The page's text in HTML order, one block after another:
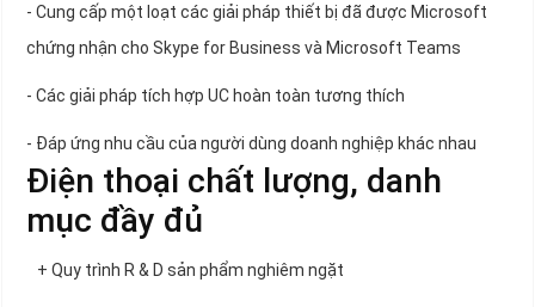
- Cung cấp một loạt các giải pháp thiết bị đã được Microsoft
chứng nhận cho Skype for Business và Microsoft Teams
- Các giải pháp tích hợp UC hoàn toàn tương thích
- Đáp ứng nhu cầu của người dùng doanh nghiệp khác nhau
Điện thoại chất lượng, danh
mục đầy đủ
+ Quy trình R & D sản phẩm nghiêm ngặt